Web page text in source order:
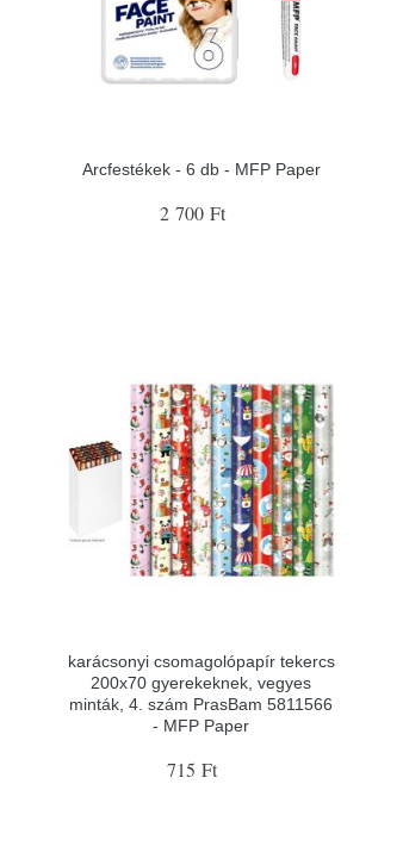
Arcfestékek - 6 db - MFP Paper
2 700 Ft
karácsonyi csomagolópapír tekercs
200x70 gyerekeknek, vegyes
minták, 4. szám PrasBam 5811566
- MFP Paper
715 Ft